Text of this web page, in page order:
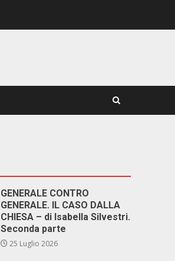
GENERALE CONTRO
GENERALE. IL CASO DALLA
CHIESA – di Isabella Silvestri.
Seconda parte
25 Luglio 2026